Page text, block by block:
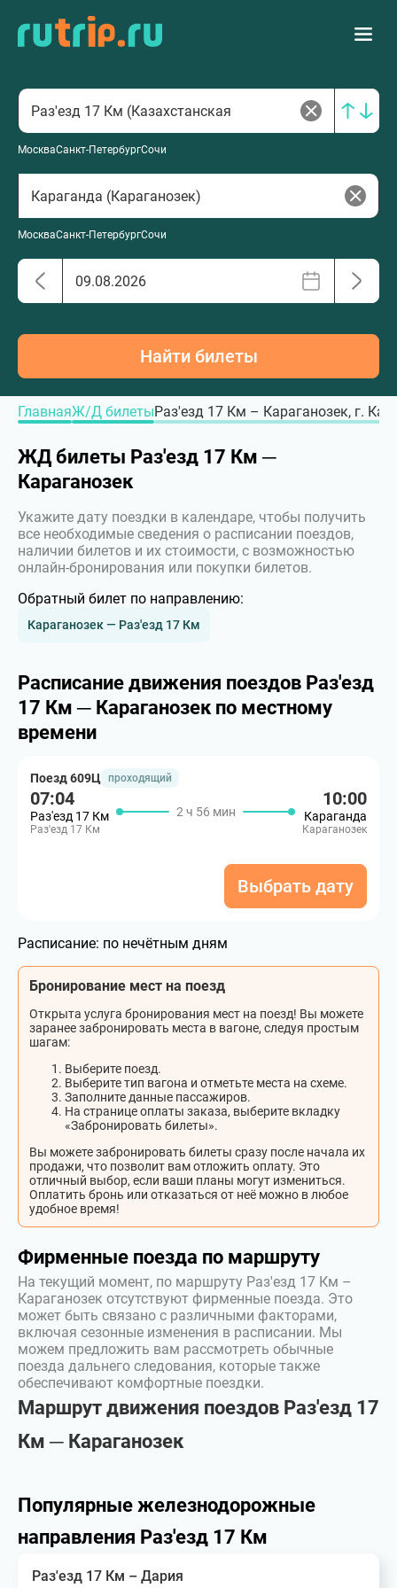
МоскваСанкт-ПетербургСочи
МоскваСанкт-ПетербургСочи
Найти билеты
ГлавнаяЖ/Д билетыРаз'езд 17 Км – Караганозек, г.
ЖД билеты Раз'езд 17 Км ─
Караганозек
Укажите дату поездки в календаре, чтобы получить
все необходимые сведения о расписании поездов,
наличии билетов и их стоимости, с возможностью
онлайн-бронирования или покупки билетов.
Обратный билет по направлению:
Караганозек — Раз'езд 17 Км
Расписание движения поездов Раз'езд
17 Км ─ Караганозек по местному
времени
Поезд 609Ц проходящий
07:04
Раз'езд 17 Км
Раз'езд 17 Км
2 ч 56 мин
10:00
Караганда
Караганозек
Выбрать дату
Расписание: по нечётным дням
Бронирование мест на поезд
Открыта услуга бронирования мест на поезд! Вы можете
заранее забронировать места в вагоне, следуя простым
шагам:
Выберите поезд.
Выберите тип вагона и отметьте места на схеме.
Заполните данные пассажиров.
На странице оплаты заказа, выберите вкладку
«Забронировать билеты».
Вы можете забронировать билеты сразу после начала их
продажи, что позволит вам отложить оплату. Это
отличный выбор, если ваши планы могут измениться.
Оплатить бронь или отказаться от неё можно в любое
удобное время!
Фирменные поезда по маршруту
На текущий момент, по маршруту Раз'езд 17 Км –
Караганозек отсутствуют фирменные поезда. Это
может быть связано с различными факторами,
включая сезонные изменения в расписании. Мы
можем предложить вам рассмотреть обычные
поезда дальнего следования, которые также
обеспечивают комфортные поездки.
Маршрут движения поездов Раз'езд 17
Км ─ Караганозек
Популярные железнодорожные
направления Раз'езд 17 Км
Раз'езд 17 Км – Дария